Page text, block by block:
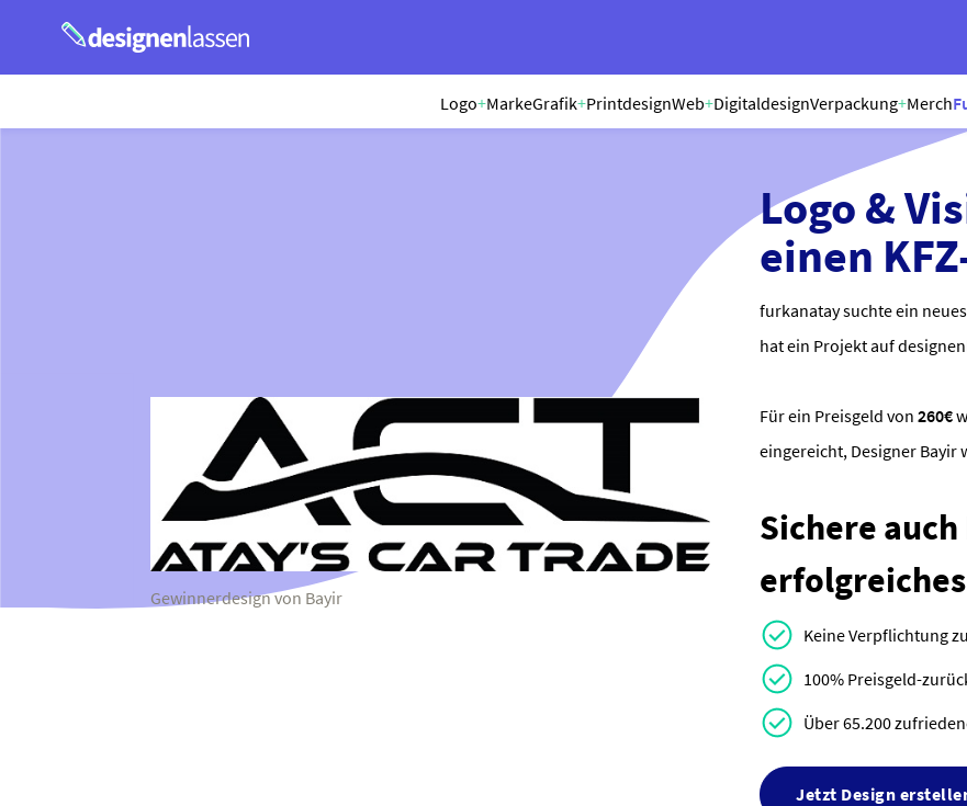
Logo+MarkeGrafik+PrintdesignWeb+DigitaldesignVerpackung+Merch
Gewinnerdesign von Bayir
Logo &
einen
furkanatay suchte ein
hat ein Projekt auf
Für ein Preisgeld von 260€
eingereicht, Designer Bayir
Sichere
Keine Verpflichtung
100% Preisgeld-
Über 65.200
Jetzt Design